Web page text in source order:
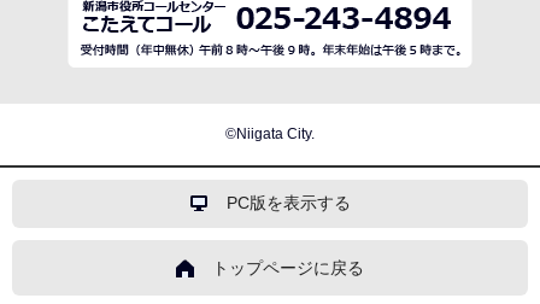
©Niigata City.
PC版を表示する
トップページに戻る